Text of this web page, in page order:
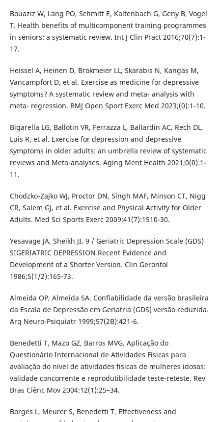
Bouaziz W, Lang PO, Schmitt E, Kaltenbach G, Geny B, Vogel
T. Health benefits of multicomponent training programmes
in seniors: a systematic review. Int J Clin Pract 2016;70(7):1-
17.
Heissel A, Heinen D, Brokmeier LL, Skarabis N, Kangas M,
Vancampfort D, et al. Exercise as medicine for depressive
symptoms? A systematic review and meta- analysis with
meta- regression. BMJ Open Sport Exerc Med 2023;(0):1-10.
Bigarella LG, Ballotin VR, Ferrazza L, Ballardin AC, Rech DL,
Luis R, et al. Exercise for depression and depressive
symptoms in older adults: an umbrella review of systematic
reviews and Meta-analyses. Aging Ment Health 2021;0(0):1-
11.
Chodzko-Zajko WJ, Proctor DN, Singh MAF, Minson CT, Nigg
CR, Salem GJ, et al. Exercise and Physical Activity for Older
Adults. Med Sci Sports Exerc 2009;41(7):1510-30.
Yesavage JA, Sheikh JI. 9 / Geriatric Depression Scale (GDS)
SIGERIATRIC DEPRESSION Recent Evidence and
Development of a Shorter Version. Clin Gerontol
1986;5(1/2):165-73.
Almeida OP, Almeida SA. Confiabilidade da versão brasileira
da Escala de Depressão em Geriatria (GDS) versão reduzida.
Arq Neuro-Psiquiatr 1999;57(2B):421-6.
Benedetti T, Mazo GZ, Barros MVG. Aplicação do
Questionário Internacional de Atividades Físicas para
avaliação do nível de atividades físicas de mulheres idosas:
validade concorrente e reprodutibilidade teste-reteste. Rev
Bras Ciênc Mov 2004;12(1):25–34.
Borges L, Meurer S, Benedetti T. Effectiveness and